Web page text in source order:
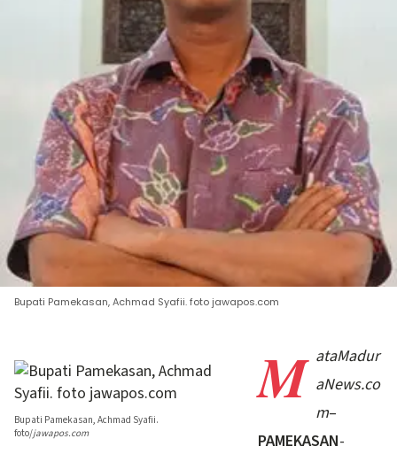
Bupati Pamekasan, Achmad Syafii. foto jawapos.com
Bupati Pamekasan, Achmad Syafii.
foto/jawapos.com
M ataMadur
aNews.co
m–
PAMEKASAN-